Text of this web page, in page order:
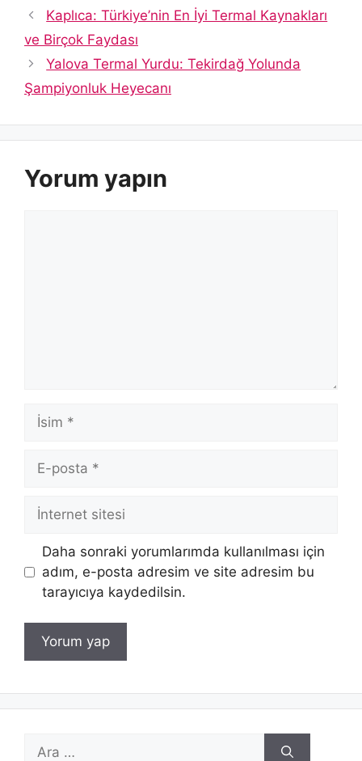
Kaplıca: Türkiye’nin En İyi Termal Kaynakları
ve Birçok Faydası
Yalova Termal Yurdu: Tekirdağ Yolunda
Şampiyonluk Heyecanı
Yorum yapın
İsim
posta
İnternet
sitesi
Daha sonraki yorumlarımda kullanılması için
adım, e-posta adresim ve site adresim bu
tarayıcıya kaydedilsin.
için